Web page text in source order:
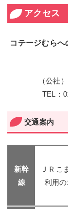
アクセス
コテージむら
（公社
TEL：
交通案内
新幹
線
ＪＲこ
利用